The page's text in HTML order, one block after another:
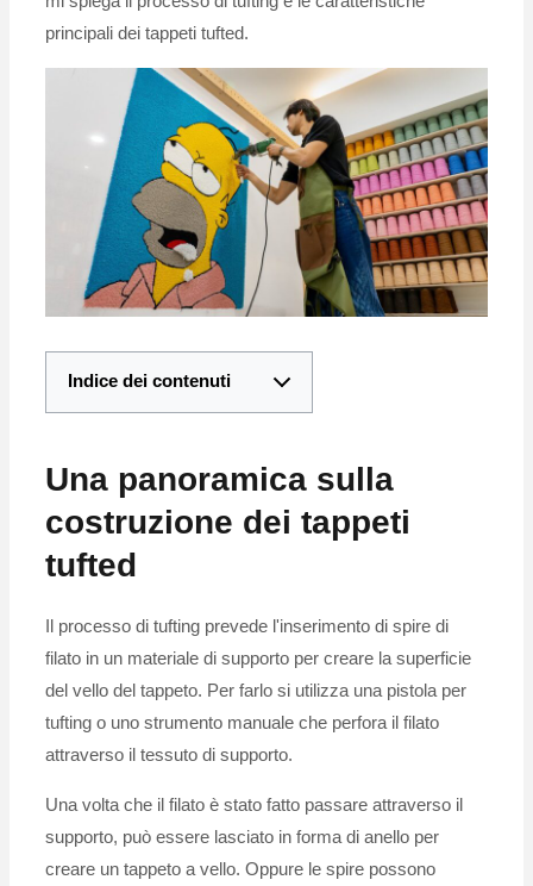
principali dei tappeti tufted.
Indice dei contenuti
Una panoramica sulla
costruzione dei tappeti
tufted
Il processo di tufting prevede l'inserimento di spire di
filato in un materiale di supporto per creare la superficie
del vello del tappeto. Per farlo si utilizza una pistola per
tufting o uno strumento manuale che perfora il filato
attraverso il tessuto di supporto.
Una volta che il filato è stato fatto passare attraverso il
supporto, può essere lasciato in forma di anello per
creare un tappeto a vello. Oppure le spire possono